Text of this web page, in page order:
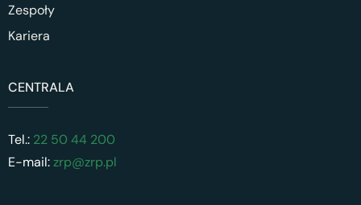
Zespoły
Kariera
CENTRALA
Tel.: 22 50 44 200
E-mail:zrp@zrp.pl